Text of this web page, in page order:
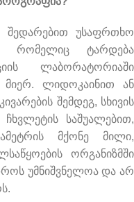
შედარებით უსაფრთხო
რომელიც ტარდება
ლაბორატორიაში
მიერ. ლიდოკაინით ან
შემდეგ, სხივის
საშუალებით,
მქონე მილი,
ორგანიზმში
უმნიშვნელოა და არ